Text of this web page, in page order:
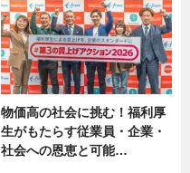
物価高の社会に挑む！福利厚
生がもたらす従業員・企業・
社会への恩恵と可能…